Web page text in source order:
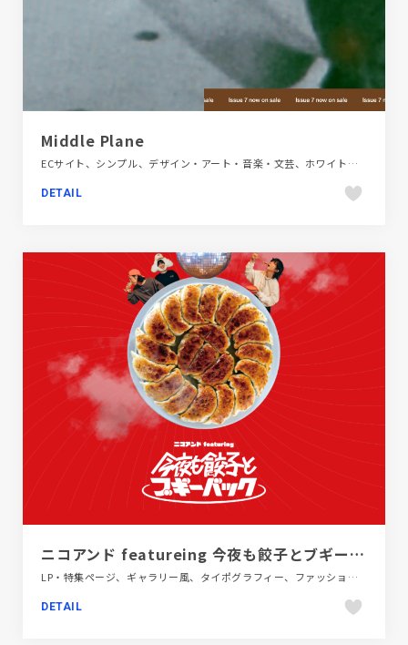
Middle Plane
ECサイト、シンプル、デザイン・アート・音楽・文芸、ホワイト系、メディアサイト、大きめ写真、海外サイト
DETAIL
ニコアンド featureing 今夜も餃子とブギーバック | niko and ... （ニコアンド）
LP・特集ページ、ギャラリー風、タイポグラフィー、ファッション・ビューティー、ポップ、レッド系
DETAIL